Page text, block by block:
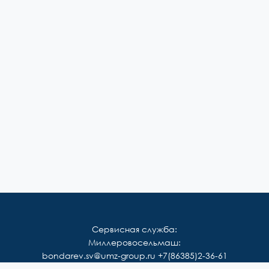
Сервисная служба:
Миллеровосельмаш:
bondarev.sv@umz-group.ru +7(86385)2-36-61